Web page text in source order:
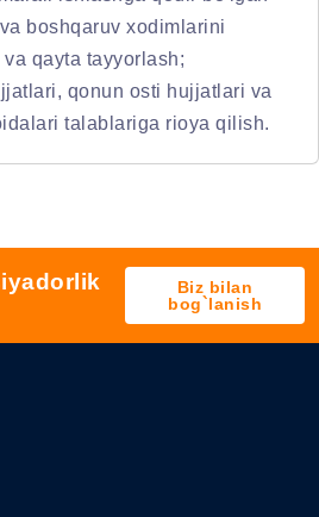
boshqaruv xodimlarini
qayta tayyorlash;
qonun osti hujjatlari va
talablariga rioya qilish.
Biz bilan
bog`lanish